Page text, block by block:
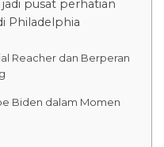
pusat perhatian
Philadelphia
Reacher dan Berperan
Biden dalam Momen